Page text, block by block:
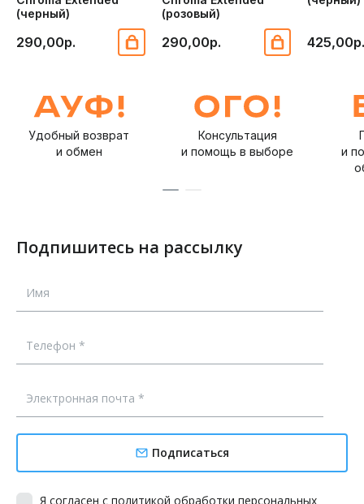
(черный)
290,00р.
(розовый)
290,00р.
Удобный возврат
и обмен
Консультация
и помощь в выборе
и
Подпишитесь на рассылку
Подписаться
Я согласен с политикой обработки персональных